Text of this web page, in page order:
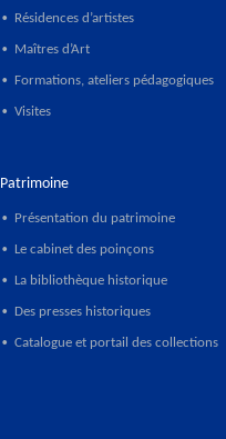
• Résidences d’artistes
• Maîtres d’Art
• Formations, ateliers pédagogiques
• Visites
Patrimoine
• Présentation du patrimoine
• Le cabinet des poinçons
• La bibliothèque historique
• Des presses historiques
• Catalogue et portail des collections